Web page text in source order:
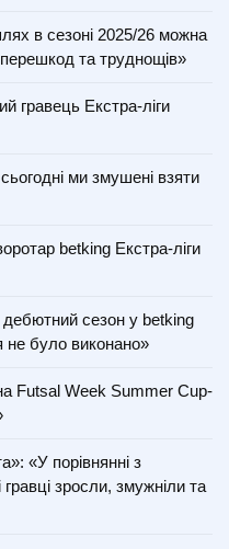
в сезоні 2025/26 можна
та труднощів»
гравець Екстра-ліги
ми змушені взяти
betking Екстра-ліги
сезон у betking
не було виконано»
Futsal Week Summer Cup-
«У порівнянні з
зросли, змужніли та